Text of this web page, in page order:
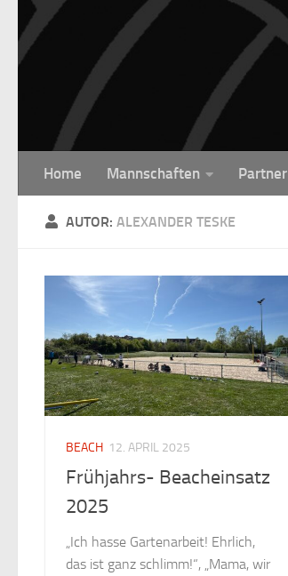
Unter dem Inhalt
Home Mannschaften Partner
AUTOR: ALEXANDER TESKE
BEACH 12. APRIL 2025
Frühjahrs- Beacheinsatz
2025
„Ich hasse Gartenarbeit! Ehrlich,
das ist ganz schlimm!“, „Mama, wir